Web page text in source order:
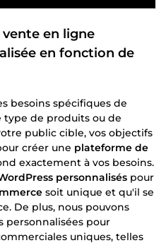
vente en ligne
en fonction de
besoins spécifiques de
type de produits ou de
public cible, vos objectifs
créer une plateforme de
exactement à vos besoins.
personnalisés pour
soit unique et qu'il se
De plus, nous pouvons
pour
uniques, telles